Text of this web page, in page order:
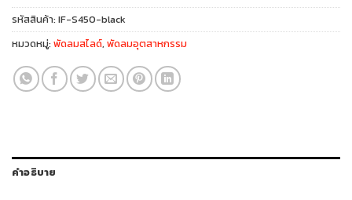
รหัสสินค้า: IF-S450-black
หมวดหมู่: พัดลมสไลด์, พัดลมอุตสาหกรรม
คำอธิบาย